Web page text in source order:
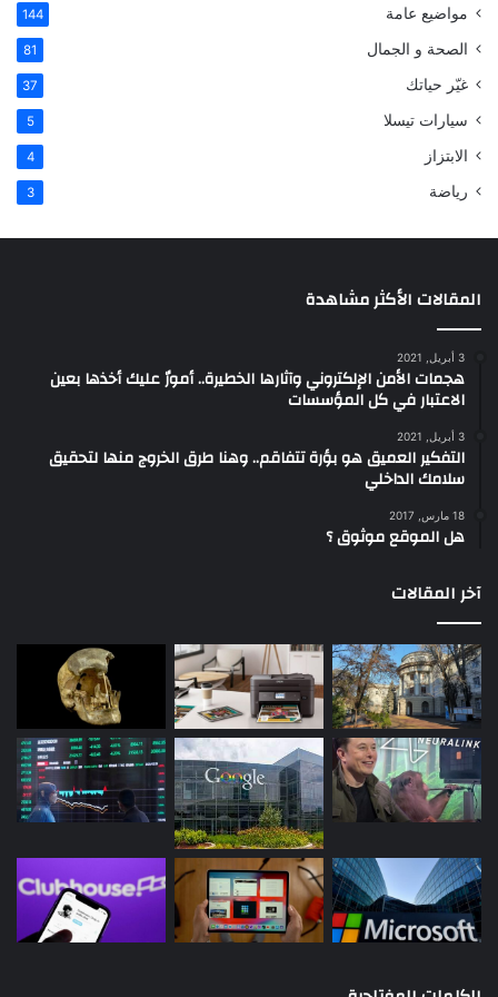
مواضيع عامة 144
الصحة و الجمال 81
غيّر حياتك 37
سيارات تيسلا 5
الابتزاز 4
رياضة 3
المقالات الأكثر مشاهدة
3 أبريل, 2021
هجمات الأمن الإلكتروني وآثارها الخطيرة.. أمورٌ عليك أخذها بعين
الاعتبار في كل المؤسسات
3 أبريل, 2021
التفكير العميق هو بؤرة تتفاقم.. وهنا طرق الخروج منها لتحقيق
سلامك الداخلي
18 مارس, 2017
هل الموقع موثوق ؟
آخر المقالات